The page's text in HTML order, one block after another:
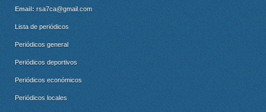
Email: rsa7ca@gmail.com
Lista de periódicos
Periódicos general
Periódicos deportivos
Periódicos económicos
Periódicos locales